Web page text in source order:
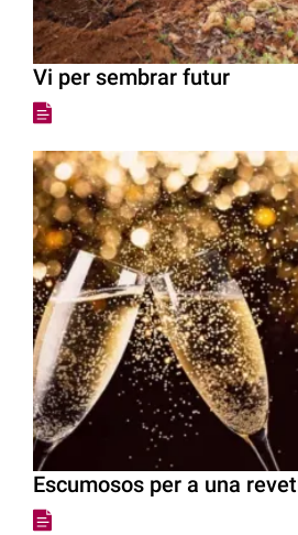
Vi per sembrar futur
Escumosos per a una